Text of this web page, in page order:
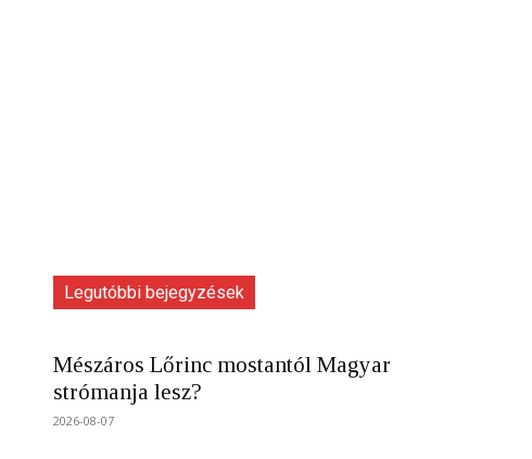
Legutóbbi bejegyzések
Mészáros Lőrinc mostantól Magyar
strómanja lesz?
2026-08-07